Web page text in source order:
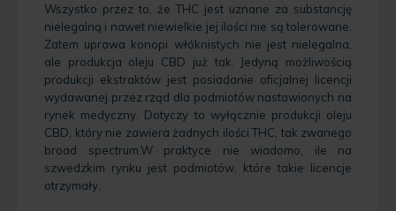
Wszystko przez to, że THC jest uznane za substancję
nielegalną i nawet niewielkie jej ilości nie są tolerowane.
Zatem uprawa konopi włóknistych nie jest nielegalna,
ale produkcja oleju CBD już tak. Jedyną możliwością
produkcji ekstraktów jest posiadanie oficjalnej licencji
wydawanej przez rząd dla podmiotów nastawionych na
rynek medyczny. Dotyczy to wyłącznie produkcji oleju
CBD, który nie zawiera żadnych ilości THC, tak zwanego
broad spectrum.W praktyce nie wiadomo, ile na
szwedzkim rynku jest podmiotów, które takie licencje
otrzymały.